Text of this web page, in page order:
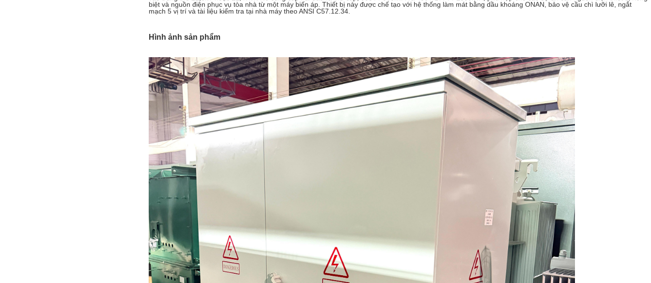
biệt và nguồn điện phục vụ tòa nhà từ một máy biến áp. Thiết bị này được chế tạo với hệ thống làm mát bằng dầu khoáng ONAN, bảo vệ cầu chì lưỡi lê, ngắt
mạch 5 vị trí và tài liệu kiểm tra tại nhà máy theo ANSI C57.12.34.
Hình ảnh sản phẩm